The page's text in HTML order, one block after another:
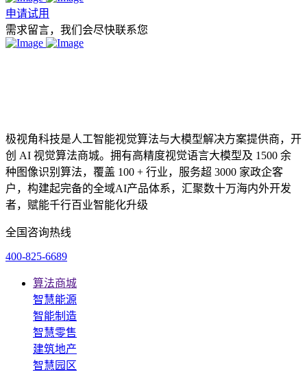
申请试用
需求留言，我们会尽快联系您
极视角科技是人工智能视觉算法与大模型解决方案提供商，开
创 AI 视觉算法商城。拥有高精度视觉语言大模型及 1500 余
种图像识别算法，覆盖 100 + 行业，服务超 3000 家政企客
户，构建起完备的全域AI产品体系，汇聚数十万海内外开发
者，赋能千行百业智能化升级
全国咨询热线
400-825-6689
算法商城
智慧能源
智能制造
智慧零售
建筑地产
智慧园区